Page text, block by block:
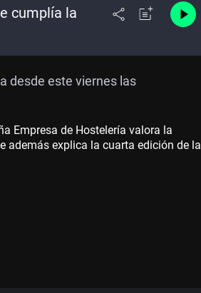
cumplía la
desde este viernes las
Empresa de Hostelería valora la
además explica la cuarta edición de la